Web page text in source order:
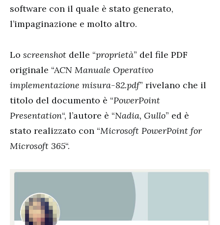
software con il quale è stato generato,
l’impaginazione e molto altro.
Lo screenshot delle “proprietà” del file PDF
originale “ACN Manuale Operativo
implementazione misura-82.pdf” rivelano che il
titolo del documento è “PowerPoint
Presentation“, l’autore è “Nadia, Gullo” ed è
stato realizzato con “Microsoft PowerPoint for
Microsoft 365“.